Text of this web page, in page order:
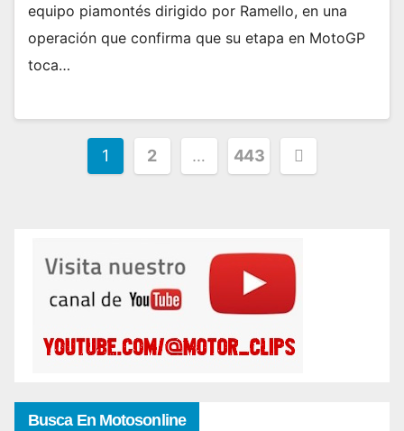
equipo piamontés dirigido por Ramello, en una
operación que confirma que su etapa en MotoGP
toca…
Paginación
1 2 … 443
Busca En Motosonline